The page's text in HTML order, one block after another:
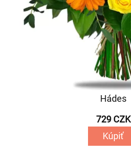
Hádes
729 CZK
Kúpiť